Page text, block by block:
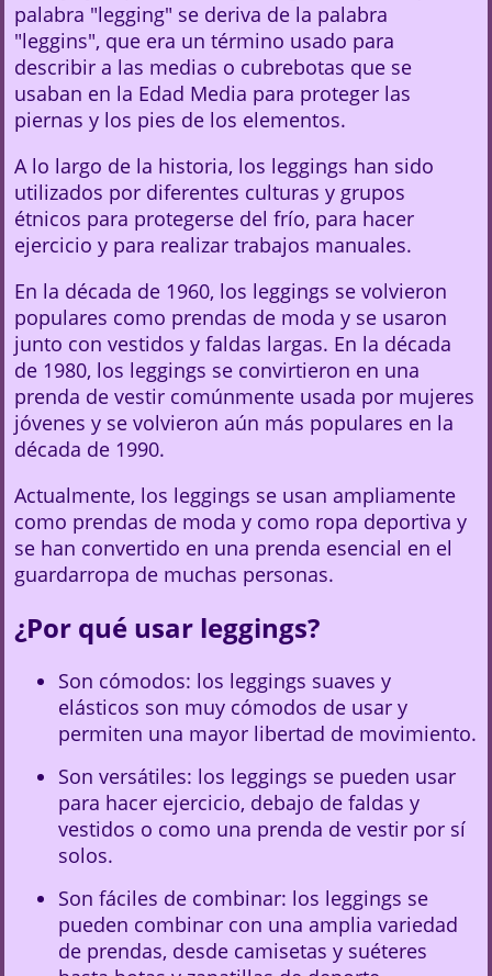
palabra "legging" se deriva de la palabra
"leggins", que era un término usado para
describir a las medias o cubrebotas que se
usaban en la Edad Media para proteger las
piernas y los pies de los elementos.
A lo largo de la historia, los leggings han sido
utilizados por diferentes culturas y grupos
étnicos para protegerse del frío, para hacer
ejercicio y para realizar trabajos manuales.
En la década de 1960, los leggings se volvieron
populares como prendas de moda y se usaron
junto con vestidos y faldas largas. En la década
de 1980, los leggings se convirtieron en una
prenda de vestir comúnmente usada por mujeres
jóvenes y se volvieron aún más populares en la
década de 1990.
Actualmente, los leggings se usan ampliamente
como prendas de moda y como ropa deportiva y
se han convertido en una prenda esencial en el
guardarropa de muchas personas.
¿Por qué usar leggings?
Son cómodos: los leggings suaves y
elásticos son muy cómodos de usar y
permiten una mayor libertad de movimiento.
Son versátiles: los leggings se pueden usar
para hacer ejercicio, debajo de faldas y
vestidos o como una prenda de vestir por sí
solos.
Son fáciles de combinar: los leggings se
pueden combinar con una amplia variedad
de prendas, desde camisetas y suéteres